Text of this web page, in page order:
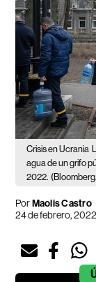
Crisis en Ucrania
agua de un grifo
2022.
PorMaolis Castro
24 de febrero,